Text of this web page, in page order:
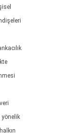
yönelik